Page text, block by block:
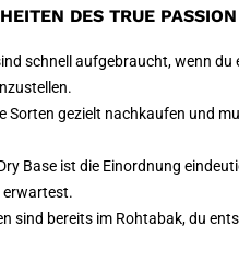
DES TRUE
schnell aufgebraucht, wenn du
Sorten gezielt nachkaufen und
Base ist die Einordnung
erwartest.
sind bereits im Rohtabak, du